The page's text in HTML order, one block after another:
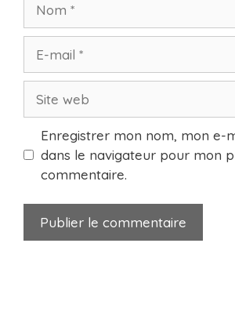
mail
web
Enregistrer mon nom, mon e-
dans le navigateur pour mon
commentaire.